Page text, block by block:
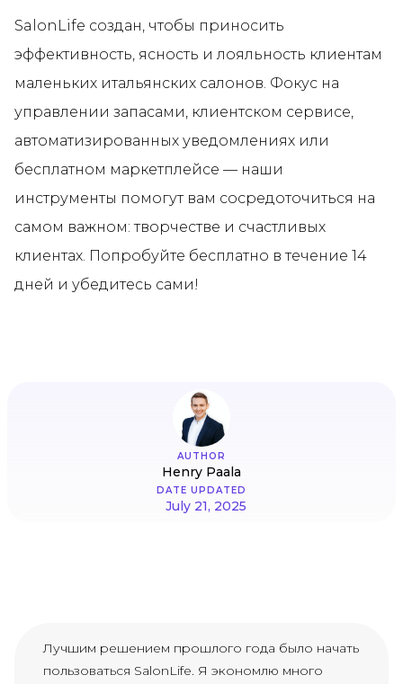
SalonLife создан, чтобы приносить
эффективность, ясность и лояльность клиентам
маленьких итальянских салонов. Фокус на
управлении запасами, клиентском сервисе,
автоматизированных уведомлениях или
бесплатном маркетплейсе — наши
инструменты помогут вам сосредоточиться на
самом важном: творчестве и счастливых
клиентах. Попробуйте бесплатно в течение 14
дней и убедитесь сами!
AUTHOR
Henry Paala
DATE UPDATED
July 21, 2025
Лучшим решением прошлого года было начать
пользоваться SalonLife. Я экономлю много